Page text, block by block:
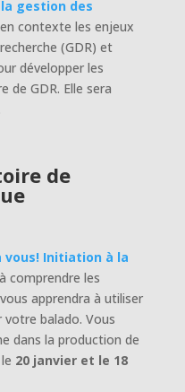
gestion des
contexte les enjeux
(GDR) et
développer les
de GDR. Elle sera
de
vous! Initiation à la
comprendre les
apprendra à utiliser
balado. Vous
dans la production de
20 janvier et le 18